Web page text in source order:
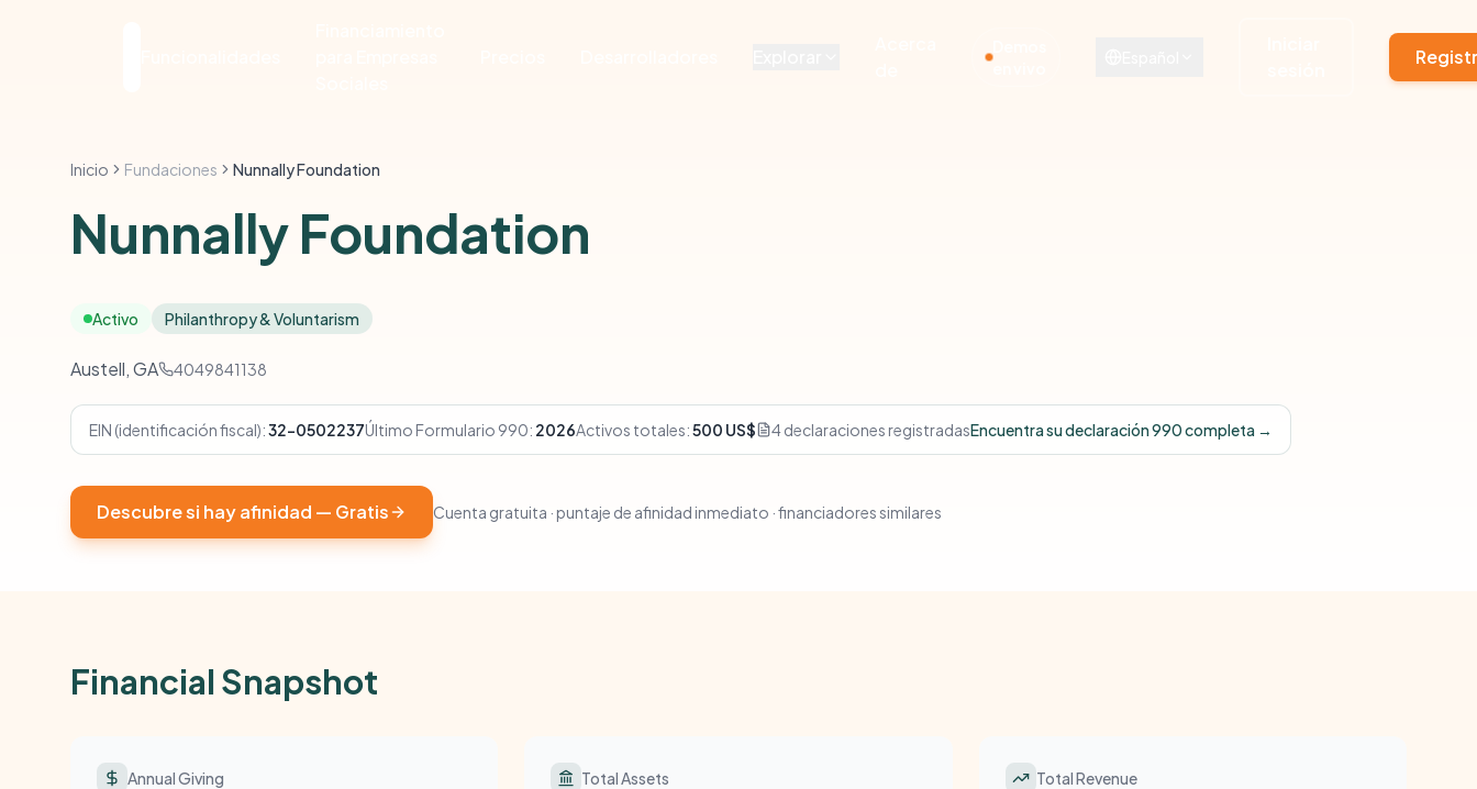
Inicio Fundaciones Nunnally Foundation
Nunnally Foundation
Activo Philanthropy & Voluntarism
Austell, GA 4049841138
EIN (identificación fiscal):32-0502237Último Formulario 990: 2026Activos totales:500 US$ 4 declaraciones registradasEncuentra su declaración 990 completa →
Descubre si hay afinidad — Gratis Cuenta gratuita · puntaje de afinidad inmediato · financiadores similares
Financial Snapshot
Annual Giving Total Assets Total Revenue